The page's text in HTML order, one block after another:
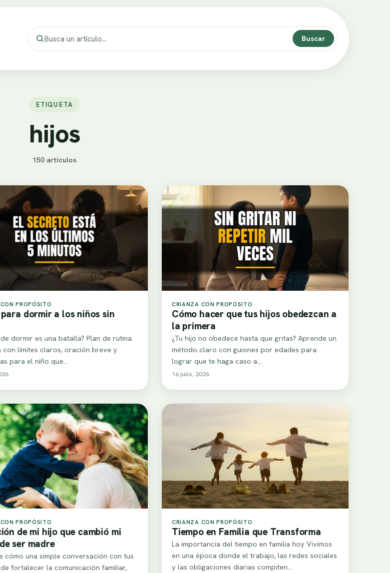
Buscar
ETIQUETA
hijos
150 artículos
PROPÓSITO
dormir a los niños sin
de dormir es una batalla? Plan de rutina
con límites claros, oración breve y
para el niño que…
CRIANZA CON PROPÓSITO
Cómo hacer que tus hijos obedezcan a
la primera
¿Tu hijo no obedece hasta que gritas? Aprende un
método claro con guiones por edades para
lograr que te haga caso a…
16 julio, 2026
PROPÓSITO
de mi hijo que cambió mi
ser madre
cómo una simple conversación con tus
fortalecer la comunicación familiar,
CRIANZA CON PROPÓSITO
Tiempo en Familia que Transforma
La importancia del tiempo en familia hoy Vivimos
en una época donde el trabajo, las redes sociales
y las obligaciones diarias compiten…